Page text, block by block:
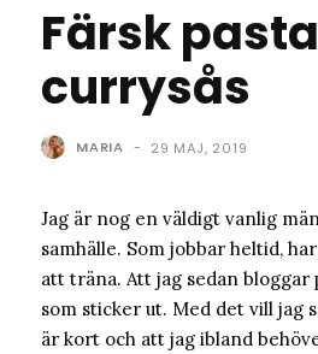
Färsk
currysås
MARIA - 29 MAJ, 2019
Jag är nog en väldigt vanlig
samhälle. Som jobbar heltid,
att träna. Att jag sedan
som sticker ut. Med det vill jag
är kort och att jag ibland